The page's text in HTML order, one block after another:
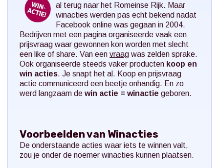
al terug naar het Romeinse Rijk. Maar
winacties werden pas echt bekend nadat
Facebook online was gegaan in 2004.
Bedrijven met een pagina organiseerde vaak een
prijsvraag waar gewonnen kon worden met slecht
een like of share. Van een vraag was zelden sprake.
Ook organiseerde steeds vaker producten koop en
win acties. Je snapt het al. Koop en prijsvraag
actie communiceerd een beetje onhandig. En zo
werd langzaam de win actie = winactie geboren.
Voorbeelden van Winacties
De onderstaande acties waar iets te winnen valt,
zou je onder de noemer winacties kunnen plaatsen.